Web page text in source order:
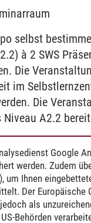
selbst
à 2 SWS
Die
im
Die
A2.2
-
Google
werden. Zudem
um Ihnen
Der
als
Behörden